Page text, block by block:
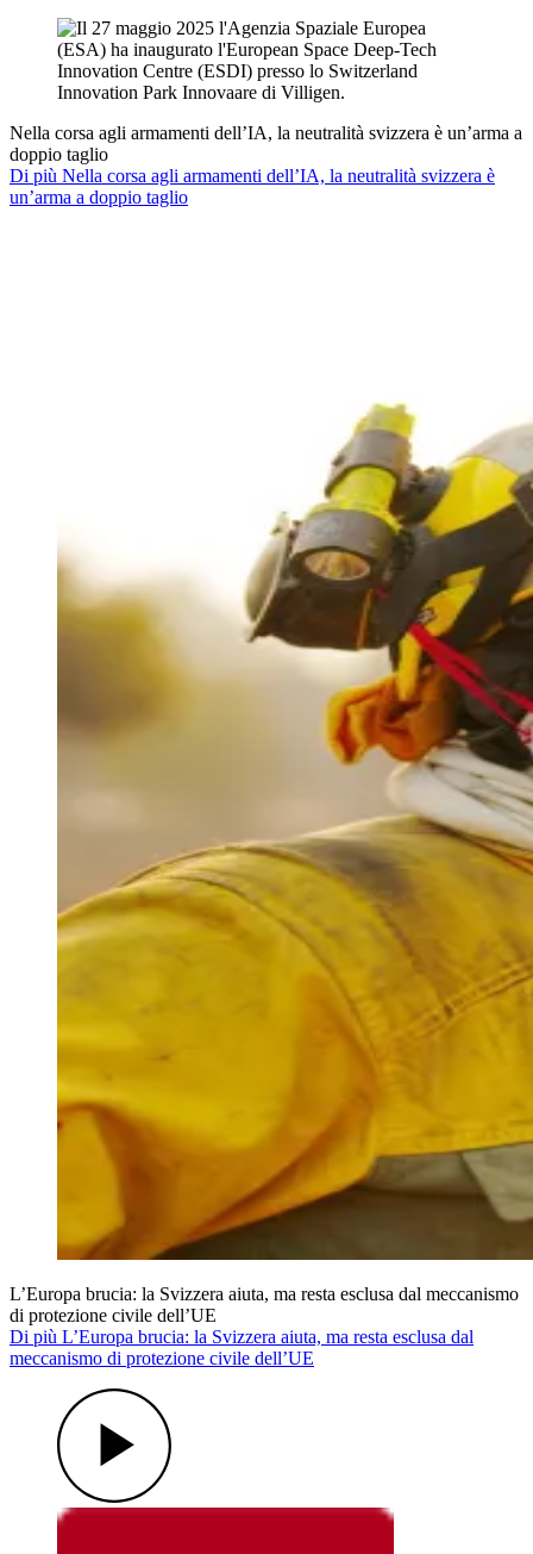
Nella corsa agli armamenti dell’IA, la neutralità svizzera è un’arma a
doppio taglio
Di più Nella corsa agli armamenti dell’IA, la neutralità svizzera è
un’arma a doppio taglio
L’Europa brucia: la Svizzera aiuta, ma resta esclusa dal meccanismo
di protezione civile dell’UE
Di più L’Europa brucia: la Svizzera aiuta, ma resta esclusa dal
meccanismo di protezione civile dell’UE